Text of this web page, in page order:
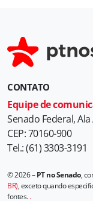
CONTATO
Equipe de
Senado Federal,
CEP: 70160-900
Tel.: (61) 3303-3191
© 2026 –PT no Senado,
BR), exceto quando
fontes..